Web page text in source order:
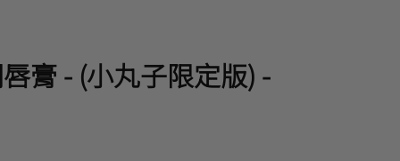
膏 - (小丸子限定版) -